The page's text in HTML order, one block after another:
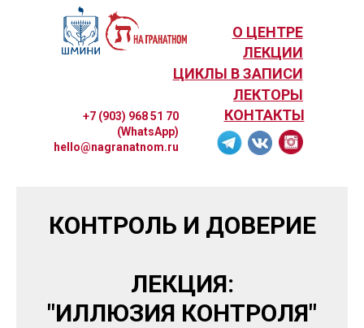
О ЦЕНТРЕ
ЛЕКЦИИ
ЦИКЛЫ В ЗАПИСИ
ЛЕКТОРЫ
КОНТАКТЫ
+7 (903) 968 51 70
(WhatsApp)
hello@nagranatnom.ru
КОНТРОЛЬ И ДОВЕРИЕ
ЛЕКЦИЯ:
"ИЛЛЮЗИЯ КОНТРОЛЯ"